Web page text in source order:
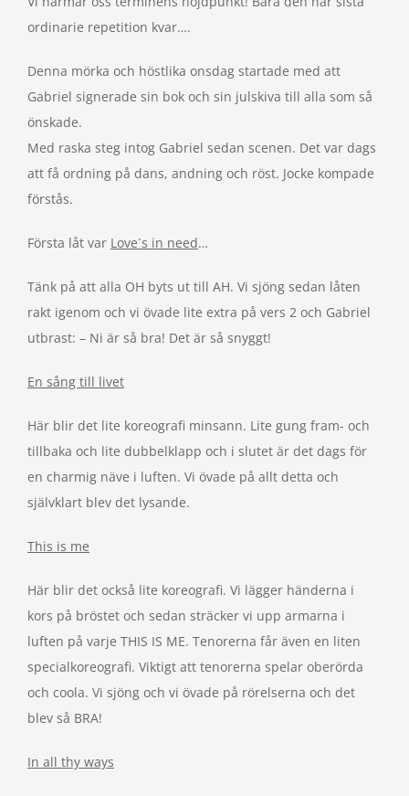
ordinarie repetition kvar….
Denna mörka och höstlika onsdag startade med att
Gabriel signerade sin bok och sin julskiva till alla som så
önskade.
Med raska steg intog Gabriel sedan scenen. Det var dags
att få ordning på dans, andning och röst. Jocke kompade
förstås.
Första låt var Love´s in need…
Tänk på att alla OH byts ut till AH. Vi sjöng sedan låten
rakt igenom och vi övade lite extra på vers 2 och Gabriel
utbrast: – Ni är så bra! Det är så snyggt!
En sång till livet
Här blir det lite koreografi minsann. Lite gung fram- och
tillbaka och lite dubbelklapp och i slutet är det dags för
en charmig näve i luften. Vi övade på allt detta och
självklart blev det lysande.
This is me
Här blir det också lite koreografi. Vi lägger händerna i
kors på bröstet och sedan sträcker vi upp armarna i
luften på varje THIS IS ME. Tenorerna får även en liten
specialkoreografi. Viktigt att tenorerna spelar oberörda
och coola. Vi sjöng och vi övade på rörelserna och det
blev så BRA!
In all thy ways